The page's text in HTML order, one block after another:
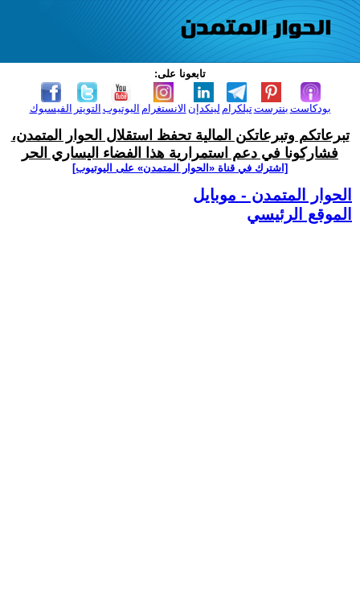
تابعونا على:
الفيسبوك التويتر اليوتيوب الانستغرام لينكدإن تيلكرامبنترست بودكاست
تبرعاتكم وتبرعاتكن المالية تحفظ استقلال الحوار المتمدن،
فشاركونا في دعم استمرارية هذا الفضاء اليساري الحر
[اشترك في قناة ‫«الحوار المتمدن» على اليوتيوب]
الحوار المتمدن - موبايل
الموقع الرئيسي